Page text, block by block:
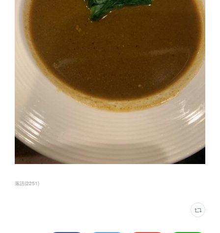
落語(2251)